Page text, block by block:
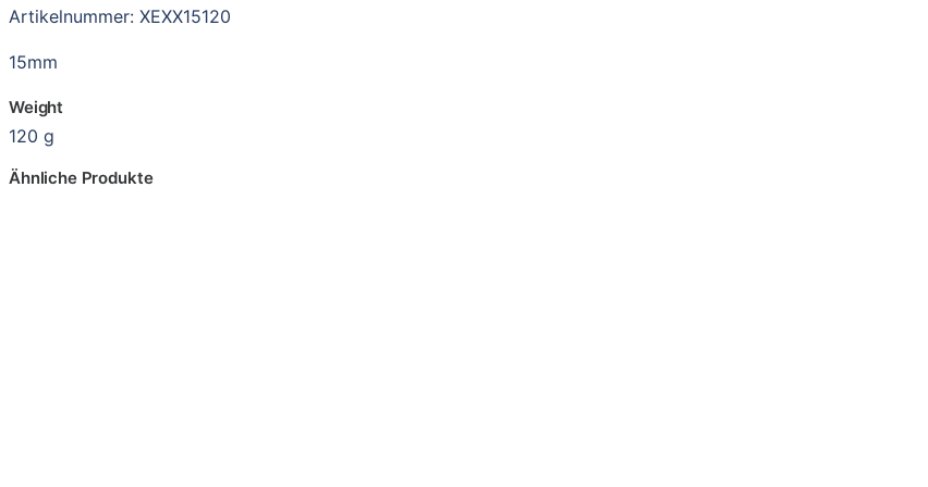
Artikelnummer: XEXX15120
15mm
Weight
120 g
Ähnliche Produkte